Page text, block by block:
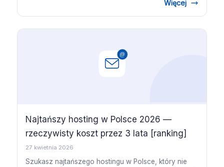
Więcej
Najtańszy hosting w Polsce 2026 —
rzeczywisty koszt przez 3 lata [ranking]
27 kwietnia 2026
Szukasz najtańszego hostingu w Polsce, który nie